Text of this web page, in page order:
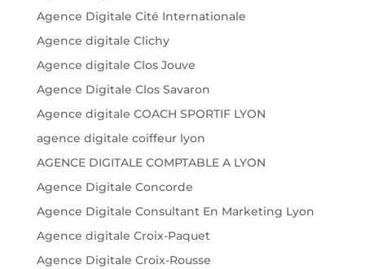
Agence Digitale Cité Internationale
Agence digitale Clichy
Agence digitale Clos Jouve
Agence Digitale Clos Savaron
Agence digitale COACH SPORTIF LYON
agence digitale coiffeur lyon
AGENCE DIGITALE COMPTABLE A LYON
Agence Digitale Concorde
Agence Digitale Consultant En Marketing Lyon
Agence digitale Croix-Paquet
Agence Digitale Croix-Rousse